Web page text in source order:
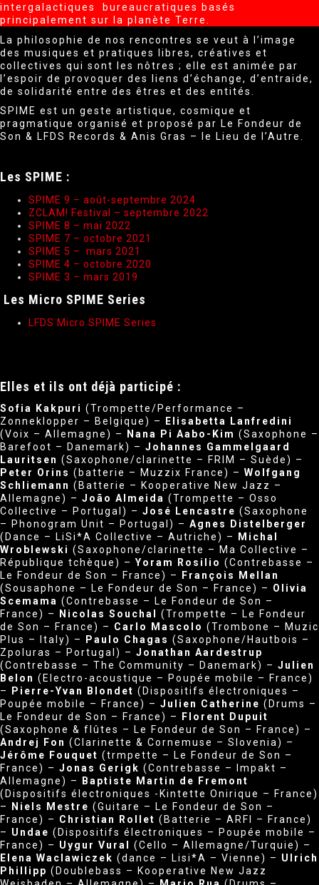
intergalactiques bureaucratiques basés
principalement sur la planète Terre.
La philosophie de nos rencontres se veut à l’image
des musiques et pratiques libres, créatives et
collectives qui sont les nôtres ; elle est animée par
l’espoir de provoquer des liens d’échange, d’entraide,
de solidarité entre des êtres et des entités.
SPIME est un geste artistique, cosmique et
pragmatique organisé et proposé par Le Fondeur de
Son & LFDS Records & Anis Gras – le Lieu de l’Autre.
Les SPIME :
SPIME 9 – août-septembre 2024
ZCLAM! Festival – septembre 2022
SPIME 8 – mai 2022
SPIME 7 – octobre 2021
SPIME 5 – mars 2021
SPIME 4 – octobre 2020
SPIME 3 – mars 2019
Les Micro SPIME Series
LFDS Micro SPIME Series
Elles et ils ont déjà participé :
Sofia Kakpuri (Trompette/Performance –
Zonneklopper – Belgique) –
Elisabetta Lanfredini
(Voix – Allemagne) –
Nana Pi Aabo-Kim (Saxophone –
Barefoot – Danemark) – Johannes Gammelgaard
Lauritsen (Saxophone/clarinette – FRIM – Suède) –
Peter Orins (batterie – Muzzix France) – Wolfgang
Schliemann (Batterie – Kooperative New Jazz –
Allemagne) – João Almeida (Trompette – Osso
Collective – Portugal) – José Lencastre (Saxophone
– Phonogram Unit – Portugal) – Agnes Distelberger
(Dance – LiSi*A Collective – Autriche) –
Michal
Wroblewski (Saxophone/clarinette – Ma Collective –
République tchèque) – Yoram Rosilio (Contrebasse –
Le Fondeur de Son – France) –
François Mellan
(Sousaphone – Le Fondeur de Son – France) – Olivia
Scemama (Contrebasse – Le Fondeur de Son –
France) –
Nicolas Souchal
(Trompette – Le Fondeur
de Son – France) – Carlo Mascolo (Trombone – Muzic
Plus – Italy) –
Paulo Chagas (Saxophone/Hautbois –
Zpoluras – Portugal) – Jonathan Aardestrup
(Contrebasse – The Community – Danemark) – Julien
Belon (Electro-acoustique – Poupée mobile – France)
–
Pierre-Yvan Blondet (Dispositifs électroniques –
Poupée mobile – France) – Julien Catherine (Drums –
Le Fondeur de Son – France) –
Florent Dupuit
(Saxophone & flûtes – Le Fondeur de Son – France) –
Andrej Fon (Clarinette & Cornemuse – Slovenia) –
Jérôme Fouquet (trmpette – Le Fondeur de Son –
France) – Jonas Gerigk (Contrebasse – Impakt –
Allemagne) –
Baptiste Martin de Fremont
(Dispositifs électroniques -Kintette Onirique – France)
–
Niels Mestre (Guitare – Le Fondeur de Son –
France) – Christian Rollet (Batterie – ARFI – France)
– Undae (Dispositifs électroniques – Poupée mobile –
France) – Uygur Vural
(Cello – Allemagne/Turquie) –
Elena Waclawiczek (dance – Lisi*A – Vienne) – Ulrich
Phillipp (Doublebass – Kooperative New Jazz